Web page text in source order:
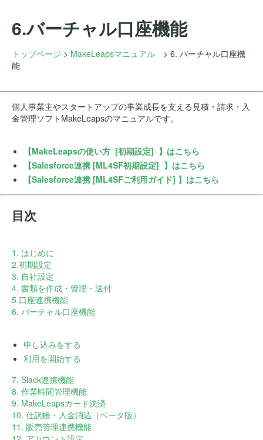
6.バーチャル口座機能
トップページ > MakeLeapsマニュアル > 6. バーチャル口座機
能
個人事業主やスタートアップの事業成長を支える見積・請求・入
金管理ソフトMakeLeapsのマニュアルです。
【MakeLeapsの使い方 [初期設定] 】はこちら
【Salesforce連携 [ML4SF初期設定] 】はこちら
【Salesforce連携 [ML4SFご利用ガイド] 】はこちら
目次
1. はじめに
2.初期設定
3. 自社設定
4. 書類を作成・管理・送付
5.口座連携機能
6. バーチャル口座機能
申し込みをする
利用を開始する
7. Slack連携機能
8. 作業時間管理機能
9. MakeLeapsカード決済
10. 仕訳帳・入金消込（ベータ版）
11. 販売管理連携機能